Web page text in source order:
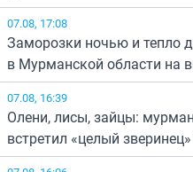
07.08, 17:08
Заморозки ночью и тепло
в Мурманской области на
07.08, 16:39
Олени, лисы, зайцы:
встретил «целый